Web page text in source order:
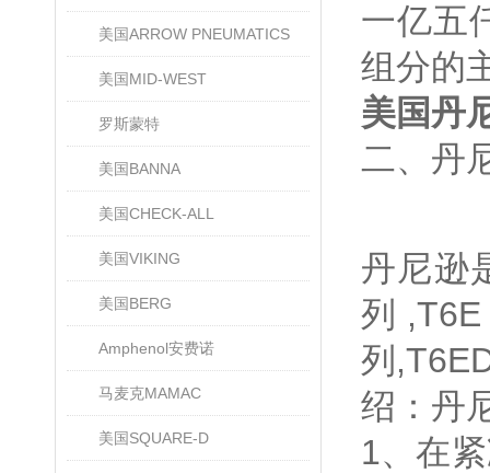
美国ARROW PNEUMATICS
美国MID-WEST
罗斯蒙特
美国BANNA
美国CHECK-ALL
美国VIKING
美国BERG
Amphenol安费诺
马麦克MAMAC
美国SQUARE-D
一亿五
组分的
美国丹
二、丹
丹尼逊
列
列
绍：丹
1、在